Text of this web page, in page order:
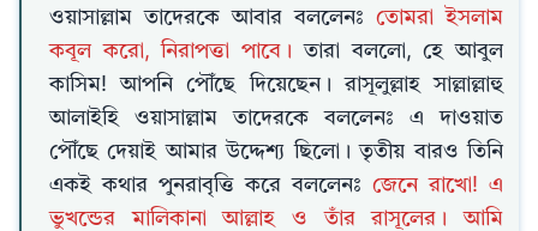
ওয়াসাল্লাম তাদেরকে আবার বললেনঃ তোমরা ইসলাম
কবূল করো, নিরাপত্তা পাবে।তারা বললো, হে আবুল
কাসিম! আপনি পৌঁছে দিয়েছেন। রাসূলুল্লাহ সাল্লাল্লাহু
আলাইহি ওয়াসাল্লাম তাদেরকে বললেনঃ এ দাওয়াত
পৌঁছে দেয়াই আমার উদ্দেশ্য ছিলো। তৃতীয় বারও তিনি
একই কথার পুনরাবৃত্তি করে বললেনঃ জেনে রাখো! এ
ভুখন্ডের মালিকানা আল্লাহ ও তাঁর রাসূলের। আমি